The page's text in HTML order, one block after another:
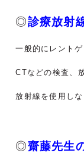
◎診療放射
一般的にレント
CTなどの検査、
放射線を使用し
◎齋藤先生